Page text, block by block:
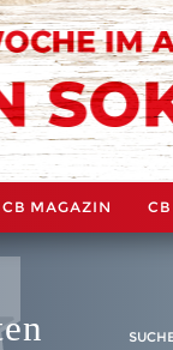
CB MAGAZIN